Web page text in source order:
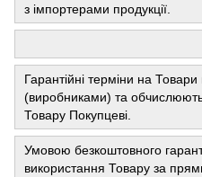
з імпортерами продукції.
Гарантійні терміни на
(виробниками) та
Товару Покупцеві.
Умовою безкоштовного
використання Товару за